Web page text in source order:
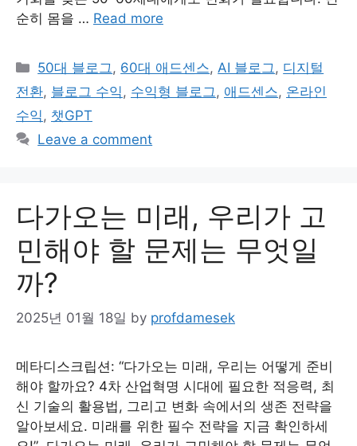
순히 몸을 … Read more
Categories
50대 블로그 , 60대 애드센스, AI 블로그 , 디지털
전환, 블로그 수익 , 수익형 블로그 , 애드센스, 온라인
수익 , 챗GPT
Leave a comment
다가오는 미래, 우리가 고
민해야 할 문제는 무엇일
까?
2025년 01월 18일 by profdamesek
메타디스크립션: “다가오는 미래, 우리는 어떻게 준비
해야 할까요? 4차 산업혁명 시대에 필요한 적응력, 최
신 기술의 활용법, 그리고 변화 속에서의 생존 전략을
알아보세요. 미래를 위한 필수 전략을 지금 확인하세